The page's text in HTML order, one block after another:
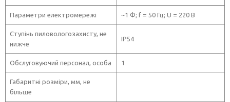
Параметри електромережі ~1 Ф; f = 50 Гц; U = 220 В
Ступінь пиловологозахисту, не
нижче
ІР54
Обслуговуючий персонал, особа 1
Габаритні розміри, мм, не
більше